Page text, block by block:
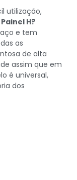
utilização,
H?
e tem
as
de alta
assim que em
é universal,
dos